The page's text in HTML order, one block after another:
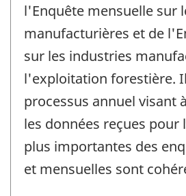
l'Enquête mensuelle sur
manufacturières et de
sur les industries
l'exploitation forestière.
processus annuel visant
les données reçues pour
plus importantes des
et mensuelles sont